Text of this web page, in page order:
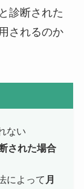
診断された
されるのか
ない
された場合
によって 月